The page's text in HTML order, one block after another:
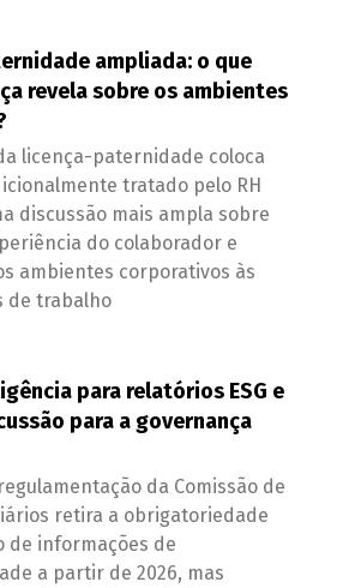
ampliada: o que
revela sobre os ambientes
licença-paternidade coloca
tratado pelo RH
discussão mais ampla sobre
do colaborador e
ambientes corporativos às
de trabalho
para relatórios ESG e
para a governança
da Comissão de
retira a obrigatoriedade
de informações de
a partir de 2026, mas